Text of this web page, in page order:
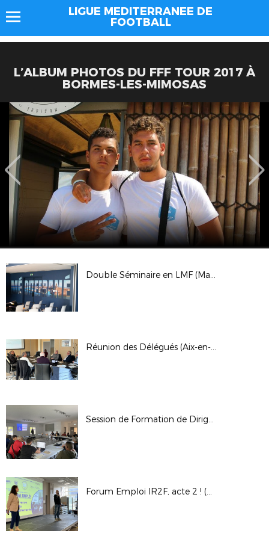
LIGUE MEDITERRANEE DE
FOOTBALL
L’ALBUM PHOTOS DU FFF TOUR 2017 À
BORMES-LES-MIMOSAS
Double Séminaire en LMF (Marseille et Aix)
Réunion des Délégués (Aix-en-Provence)
Session de Formation de Dirigeants (Garéoult)
Forum Emploi IR2F, acte 2 ! (Aix-en-Provence)